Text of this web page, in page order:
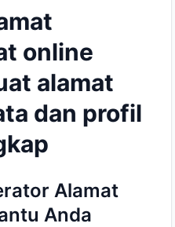
online
alamat
dan profil
Alamat
Anda